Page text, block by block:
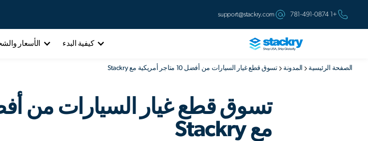
+1 781-491-0874
support@stackry.com
كيفية البدء الأسعار
الصفحة الرئيسية المدونة تسوق قطع غيار السيارات من أفضل 10 متاجر أمريكية مع Stackry
مع Stackry